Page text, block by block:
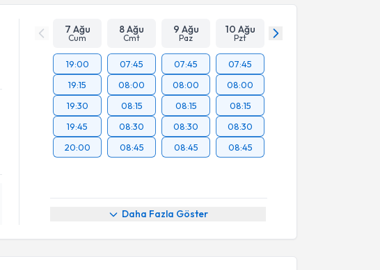
7 Ağu
Cum
8 Ağu
Cmt
9 Ağu
Paz
10 Ağu
Pzt
19:00
19:15
19:30
19:45
20:00
07:45
08:00
08:15
08:30
08:45
07:45
08:00
08:15
08:30
08:45
07:45
08:00
08:15
08:30
08:45
Daha Fazla Göster